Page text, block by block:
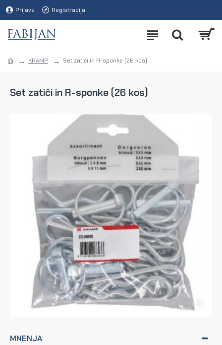
Prijava Registracija
KRAMP Set zatiči in R-sponke (26 kos)
Set zatiči in R-sponke (26 kos)
MNENJA